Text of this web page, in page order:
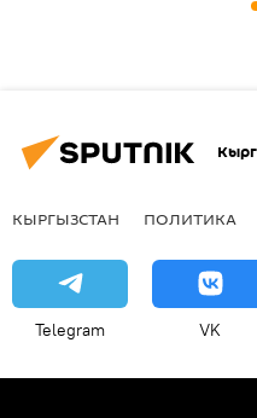
КЫРГЫЗСТАН ПОЛИТИКА
Telegram VK